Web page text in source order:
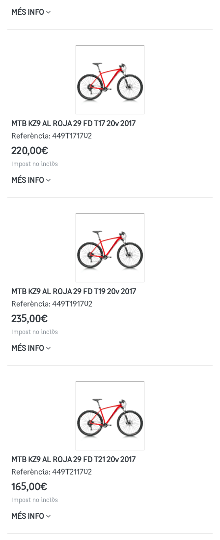
MÉS INFO
MTB KZ9 AL ROJA 29 FD T17 20v 2017
Referència: 449T171702
220,00€
Impost no inclòs
MÉS INFO
MTB KZ9 AL ROJA 29 FD T19 20v 2017
Referència: 449T191702
235,00€
Impost no inclòs
MÉS INFO
MTB KZ9 AL ROJA 29 FD T21 20v 2017
Referència: 449T211702
165,00€
Impost no inclòs
MÉS INFO